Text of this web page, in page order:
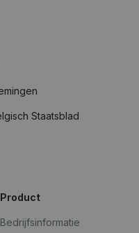
Staatsblad
Product
Bedrijfsinformatie